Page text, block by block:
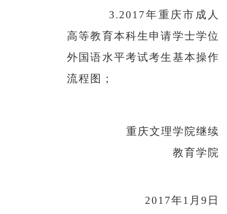
3.2017年重庆市成人
高等教育本科生申请学士学位
外国语水平考试考生基本操作
流程图；
重庆文理学院继续
教育学院
2017年1月9日